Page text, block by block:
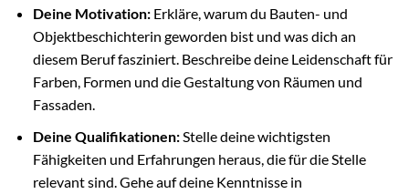
Deine Motivation:Erkläre, warum du Bauten- und
Objektbeschichterin geworden bist und was dich an
diesem Beruf fasziniert. Beschreibe deine Leidenschaft für
Farben, Formen und die Gestaltung von Räumen und
Fassaden.
Deine Qualifikationen:Stelle deine wichtigsten
Fähigkeiten und Erfahrungen heraus, die für die Stelle
relevant sind. Gehe auf deine Kenntnisse in